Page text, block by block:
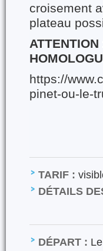
croisement
plateau
https://
pinet-ou-le-
TARIF :
DÉTAILS
DÉPART :